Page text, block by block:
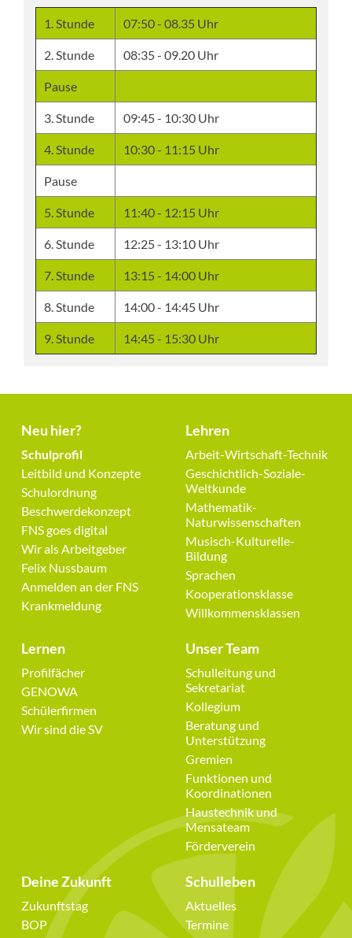
1. Stunde 07:50 - 08.35 Uhr
2. Stunde 08:35 - 09.20 Uhr
Pause
3. Stunde 09:45 - 10:30 Uhr
4. Stunde 10:30 - 11:15 Uhr
Pause
5. Stunde 11:40 - 12:15 Uhr
6. Stunde 12:25 - 13:10 Uhr
7. Stunde 13:15 - 14:00 Uhr
8. Stunde 14:00 - 14:45 Uhr
9. Stunde 14:45 - 15:30 Uhr
Neu hier?
Navigation
überspringen
Schulprofil
Leitbild und Konzepte
Schulordnung
Beschwerdekonzept
FNS goes digital
Wir als Arbeitgeber
Felix Nussbaum
Anmelden an der FNS
Krankmeldung
Lehren
Navigation
überspringen
Arbeit-Wirtschaft-Technik
Geschichtlich-Soziale-
Weltkunde
Mathematik-
Naturwissenschaften
Musisch-Kulturelle-
Bildung
Sprachen
Kooperationsklasse
Willkommensklassen
Lernen
Navigation
überspringen
Profilfächer
GENOWA
Schülerfirmen
Wir sind die SV
Unser Team
Navigation
überspringen
Schulleitung und
Sekretariat
Kollegium
Beratung und
Unterstützung
Gremien
Funktionen und
Koordinationen
Haustechnik und
Mensateam
Förderverein
Deine Zukunft
Navigation
überspringen
Zukunftstag
BOP
Schulleben
Navigation
überspringen
Aktuelles
Termine